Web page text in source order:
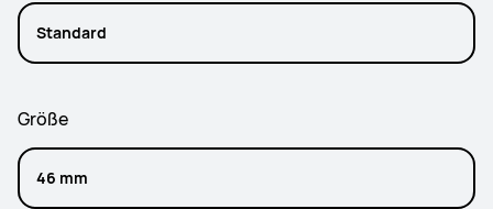
Standard
Größe
46 mm